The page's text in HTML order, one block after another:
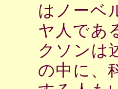
はノーベ
ヤ人であ
クソンは
の中に、